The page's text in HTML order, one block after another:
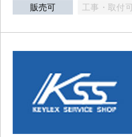
販売可 工事・取付